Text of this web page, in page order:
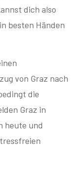
dich also
besten Händen
von Graz nach
die
Graz in
heute und